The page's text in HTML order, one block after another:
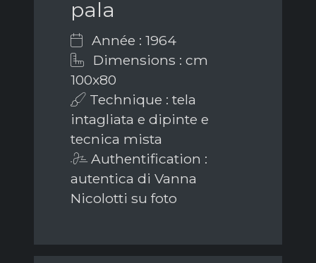
pala
Année : 1964
Dimensions : cm
100x80
Technique : tela
intagliata e dipinte e
tecnica mista
Authentification :
autentica di Vanna
Nicolotti su foto